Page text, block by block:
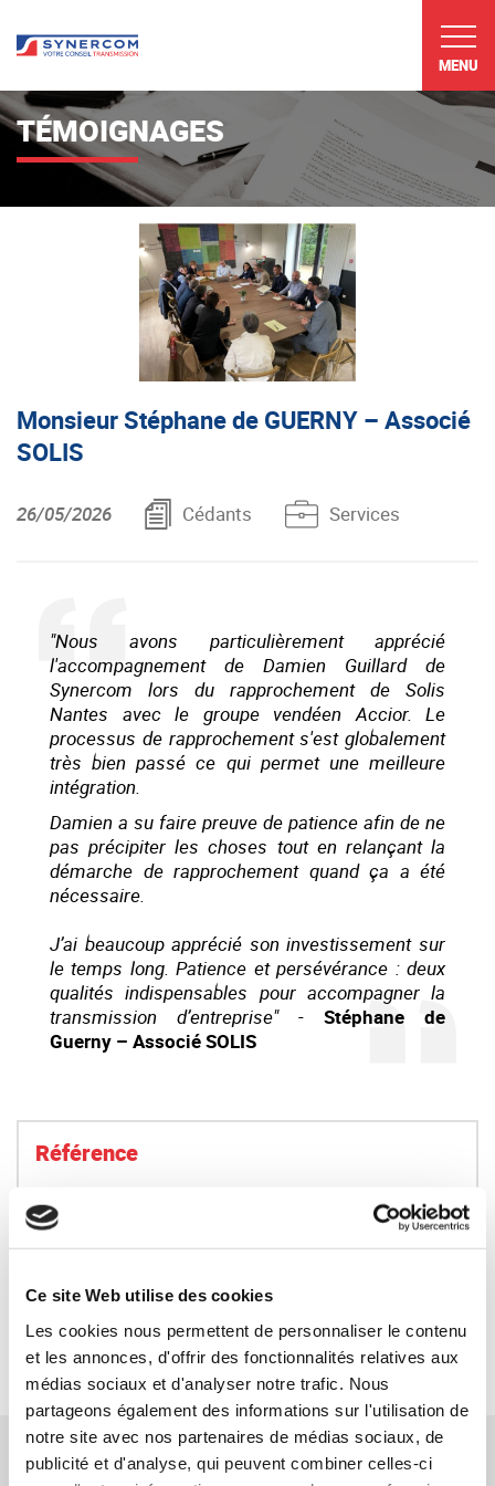
Ce site Web utilise des cookies
Les cookies nous permettent de personnaliser le contenu
et les annonces, d'offrir des fonctionnalités relatives aux
médias sociaux et d'analyser notre trafic. Nous
partageons également des informations sur l'utilisation de
notre site avec nos partenaires de médias sociaux, de
publicité et d'analyse, qui peuvent combiner celles-ci
MENU
TÉMOIGNAGES
Monsieur Stéphane de GUERNY – Associé
SOLIS
26/05/2026 Cédants Services
"Nous avons particulièrement apprécié
l'accompagnement de Damien Guillard de
Synercom lors du rapprochement de Solis
Nantes avec le groupe vendéen Accior. Le
processus de rapprochement s'est globalement
très bien passé ce qui permet une meilleure
intégration.
Damien a su faire preuve de patience afin de ne
pas précipiter les choses tout en relançant la
démarche de rapprochement quand ça a été
nécessaire.
J’ai beaucoup apprécié son investissement sur
le temps long. Patience et persévérance : deux
qualités indispensables pour accompagner la
transmission d’entreprise"- Stéphane de
Guerny – Associé SOLIS
Référence
ACCIOR dans l’acquisition du Cabinet SOLIS.
RETOUR
TÉMOIGNAGES CONNEXES